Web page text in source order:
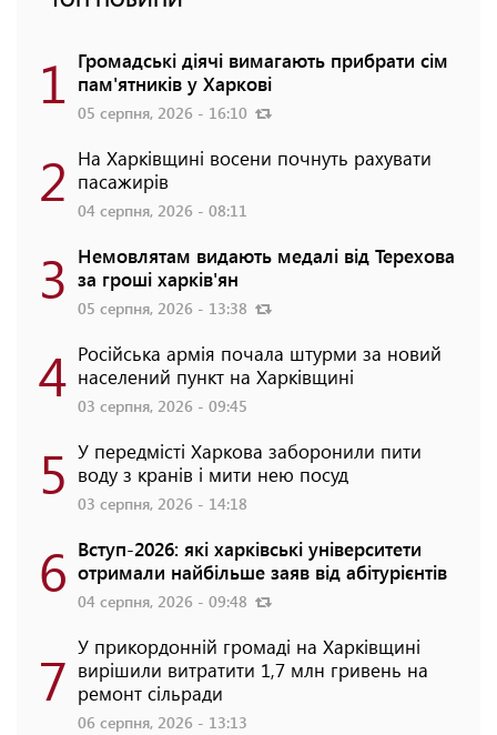
1 Громадські діячі вимагають прибрати сім
пам'ятників у Харкові
05 серпня, 2026 - 16:10
2 На Харківщині восени почнуть рахувати
пасажирів
04 серпня, 2026 - 08:11
3 Немовлятам видають медалі від Терехова
за гроші харків'ян
05 серпня, 2026 - 13:38
4 Російська армія почала штурми за новий
населений пункт на Харківщині
03 серпня, 2026 - 09:45
5 У передмісті Харкова заборонили пити
воду з кранів і мити нею посуд
03 серпня, 2026 - 14:18
6 Вступ-2026: які харківські університети
отримали найбільше заяв від абітурієнтів
04 серпня, 2026 - 09:48
7 У прикордонній громаді на Харківщині
вирішили витратити 1,7 млн гривень на
ремонт сільради
06 серпня, 2026 - 13:13